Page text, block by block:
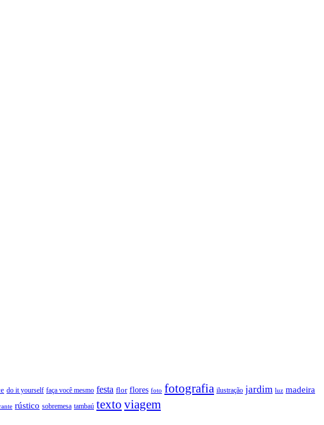
do it yourself faça você mesmo festa flor flores foto fotografia ilustração jardim luz madeira
rústico sobremesa tambaú texto viagem